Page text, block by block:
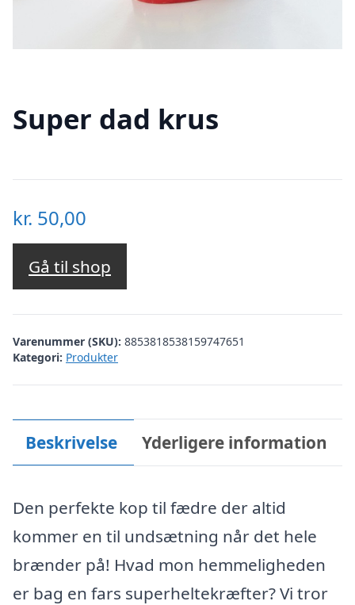
Super dad krus
kr. 50,00
Gå til shop
Varenummer (SKU): 8853818538159747651
Kategori: Produkter
Beskrivelse Yderligere information
Den perfekte kop til fædre der altid
kommer en til undsætning når det hele
brænder på! Hvad mon hemmeligheden
er bag en fars superheltekræfter? Vi tror